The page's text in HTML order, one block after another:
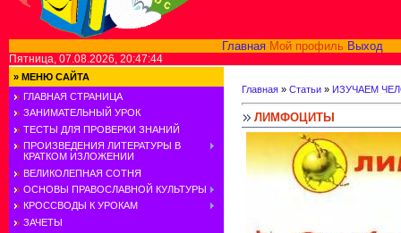
Главная Мой профиль Выход
Пятница, 07.08.2026, 20:47:44
» МЕНЮ САЙТА
ГЛАВНАЯ СТРАНИЦА
ЗАНИМАТЕЛЬНЫЙ УРОК
ТЕСТЫ ДЛЯ ПРОВЕРКИ ЗНАНИЙ
ПРОИЗВЕДЕНИЯ ЛИТЕРАТУРЫ В
КРАТКОМ ИЗЛОЖЕНИИ
ВЕЛИКОЛЕПНАЯ СОТНЯ
ОСНОВЫ ПРАВОСЛАВНОЙ КУЛЬТУРЫ
КРОССВОДЫ К УРОКАМ
ЗАЧЕТЫ
Главная » Статьи » ИЗУЧАЕМ
ЛИМФОЦИТЫ